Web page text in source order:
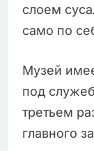
слоем
само по
Музей
под
третьем
главного